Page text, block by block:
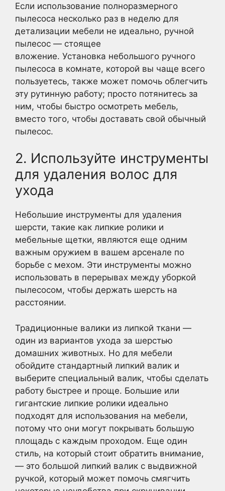
Если использование полноразмерного
пылесоса несколько раз в неделю для
детализации мебели не идеально, ручной
пылесос — стоящее
вложение. Установка небольшого ручного
пылесоса в комнате, которой вы чаще всего
пользуетесь, также может помочь облегчить
эту рутинную работу; просто потянитесь за
ним, чтобы быстро осмотреть мебель,
вместо того, чтобы доставать свой обычный
пылесос.
2. Используйте инструменты
для удаления волос для
ухода
Небольшие инструменты для удаления
шерсти, такие как липкие ролики и
мебельные щетки, являются еще одним
важным оружием в вашем арсенале по
борьбе с мехом. Эти инструменты можно
использовать в перерывах между уборкой
пылесосом, чтобы держать шерсть на
расстоянии.
Традиционные валики из липкой ткани —
один из вариантов ухода за шерстью
домашних животных. Но для мебели
обойдите стандартный липкий валик и
выберите специальный валик, чтобы сделать
работу быстрее и проще. Большие или
гигантские липкие ролики идеально
подходят для использования на мебели,
потому что они могут покрывать большую
площадь с каждым проходом. Еще один
стиль, на который стоит обратить внимание,
— это большой липкий валик с выдвижной
ручкой, который может помочь смягчить